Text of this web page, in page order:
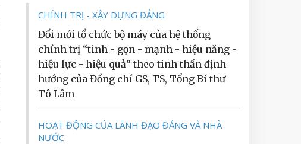
CHÍNH TRỊ - XÂY DỰNG ĐẢNG
Đổi mới tổ chức bộ máy của hệ thống
chính trị “tinh - gọn - mạnh - hiệu năng -
hiệu lực - hiệu quả” theo tinh thần định
hướng của Đồng chí GS, TS, Tổng Bí thư
Tô Lâm
HOẠT ĐỘNG CỦA LÃNH ĐẠO ĐẢNG VÀ NHÀ
NƯỚC